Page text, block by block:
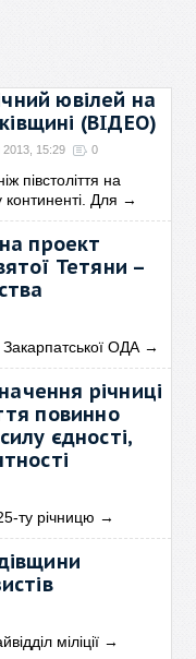
ювілей на
(ВІДЕО)
2013, 15:29 0
півстоліття на
континенті. Для →
проект
Тетяни –
ОДА →
річниці
повинно
єдності,
ту річницю →
міліції →